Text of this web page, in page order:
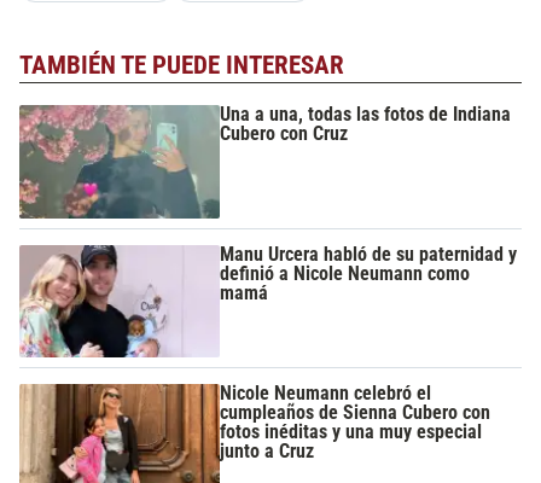
TAMBIÉN TE PUEDE INTERESAR
Una a una, todas las fotos de Indiana
Cubero con Cruz
Manu Urcera habló de su paternidad y
definió a Nicole Neumann como
mamá
Nicole Neumann celebró el
cumpleaños de Sienna Cubero con
fotos inéditas y una muy especial
junto a Cruz